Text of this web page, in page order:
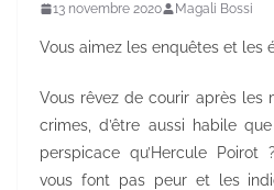
13 novembre 2020 Magali Bossi
Vous aimez les enquêtes et les
Vous rêvez de courir après les
crimes, d’être aussi habile
perspicace qu’Hercule
vous font pas peur et les